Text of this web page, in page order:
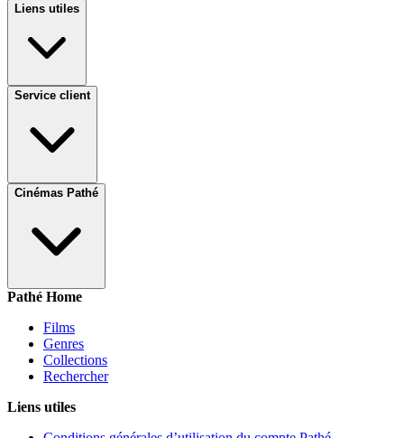
Liens utiles
Service client
Cinémas Pathé
Pathé Home
Films
Genres
Collections
Rechercher
Liens utiles